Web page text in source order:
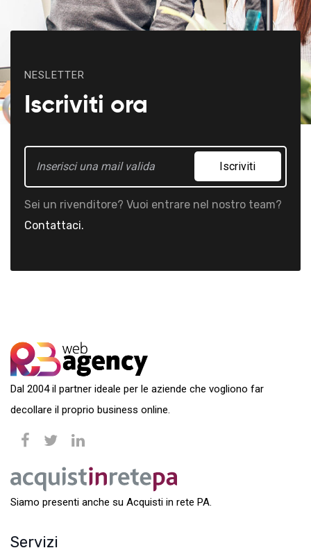
NESLETTER
Iscriviti ora
Iscriviti
Sei un rivenditore? Vuoi entrare nel nostro team?
Contattaci.
Dal 2004 il partner ideale per le aziende che vogliono far
decollare il proprio business online.
Siamo presenti anche su Acquisti in rete PA.
Servizi